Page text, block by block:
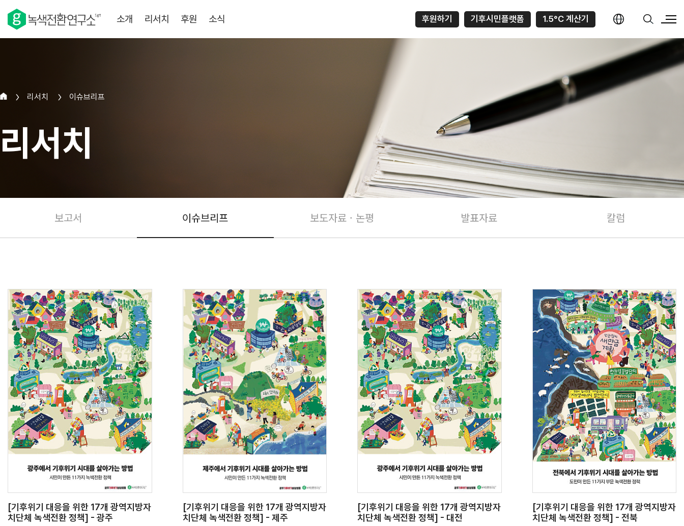
소개 리서치 후원 소식 후원하기 기후시민플랫폼 1.5°C 계산기
> 리서치 > 이슈브리프
리서치
보고서 이슈브리프 보도자료 · 논평 발표자료 칼럼
[기후위기 대응을 위한 17개 광역지방자
치단체 녹색전환 정책] - 광주
[기후위기 대응을 위한 17개 광역지방자
치단체 녹색전환 정책] - 제주
[기후위기 대응을 위한 17개 광역지방자
치단체 녹색전환 정책] - 대전
[기후위기 대응을 위한 17개 광역지방자
치단체 녹색전환 정책] - 전북